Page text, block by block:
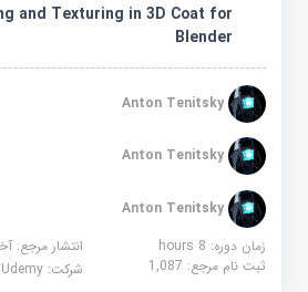
and Texturing in 3D Coat for
Blender
Anton Tenitsky
Anton Tenitsky
Anton Tenitsky
زمان دوره: 8 hours
انتشار مرجع:
ثبت نام مرجع:1,087 شرکت:Udemy (یودمی)